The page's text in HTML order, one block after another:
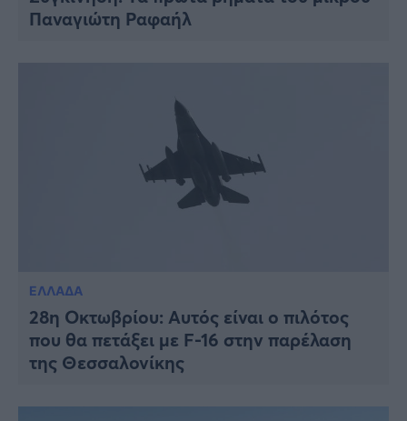
Παναγιώτη Ραφαήλ
ΕΛΛΑΔΑ
28η Οκτωβρίου: Αυτός είναι ο πιλότος
που θα πετάξει με F-16 στην παρέλαση
της Θεσσαλονίκης